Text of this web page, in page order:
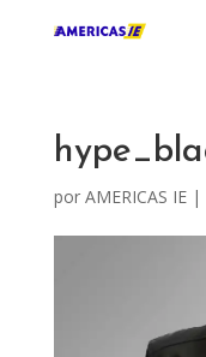
por AMERICAS IE|